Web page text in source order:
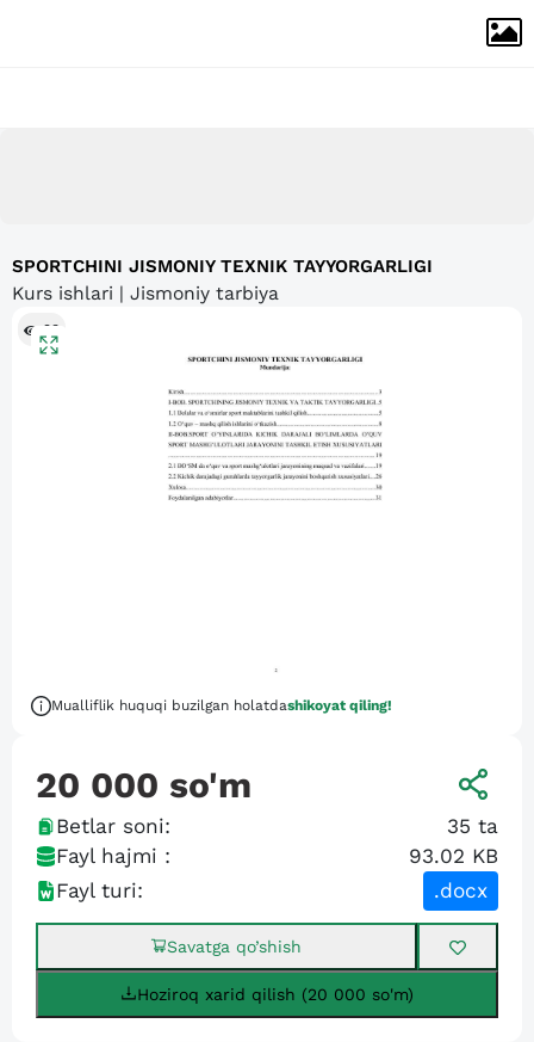
SPORTCHINI JISMONIY TEXNIK TAYYORGARLIGI
Kurs ishlari | Jismoniy tarbiya
93
Mualliflik huquqi buzilgan holatdashikoyat qiling!
20 000 so'm
Betlar soni: 35 ta
Fayl hajmi :
93.02 KB
Fayl turi:
.docx
Savatga qo’shish
Hoziroq xarid qilish (20 000 so'm)